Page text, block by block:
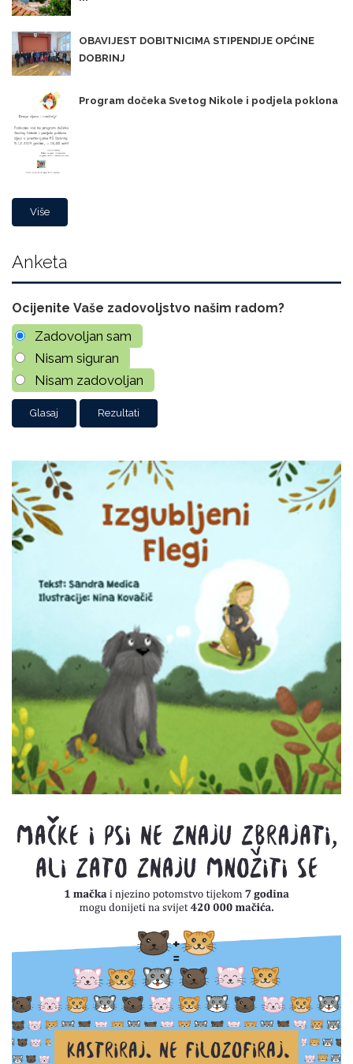
OBAVIJEST DOBITNICIMA STIPENDIJE OPĆINE
DOBRINJ
Program dočeka Svetog Nikole i podjela poklona
Više
Anketa
Ocijenite Vaše zadovoljstvo našim radom?
Zadovoljan sam
Nisam siguran
Nisam zadovoljan
Rezultati